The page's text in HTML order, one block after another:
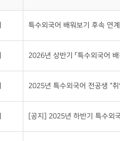
특수외국어 배워보기 후속 연
2026년 상반기 「특수외국어
2025년 특수외국어 전공생 "
[공지] 2025년 하반기 특수외